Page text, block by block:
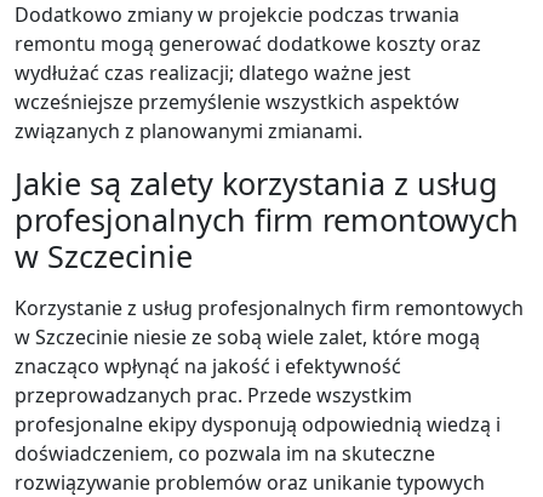
Dodatkowo zmiany w projekcie podczas trwania
remontu mogą generować dodatkowe koszty oraz
wydłużać czas realizacji; dlatego ważne jest
wcześniejsze przemyślenie wszystkich aspektów
związanych z planowanymi zmianami.
Jakie są zalety korzystania z usług
profesjonalnych firm remontowych
w Szczecinie
Korzystanie z usług profesjonalnych firm remontowych
w Szczecinie niesie ze sobą wiele zalet, które mogą
znacząco wpłynąć na jakość i efektywność
przeprowadzanych prac. Przede wszystkim
profesjonalne ekipy dysponują odpowiednią wiedzą i
doświadczeniem, co pozwala im na skuteczne
rozwiązywanie problemów oraz unikanie typowych